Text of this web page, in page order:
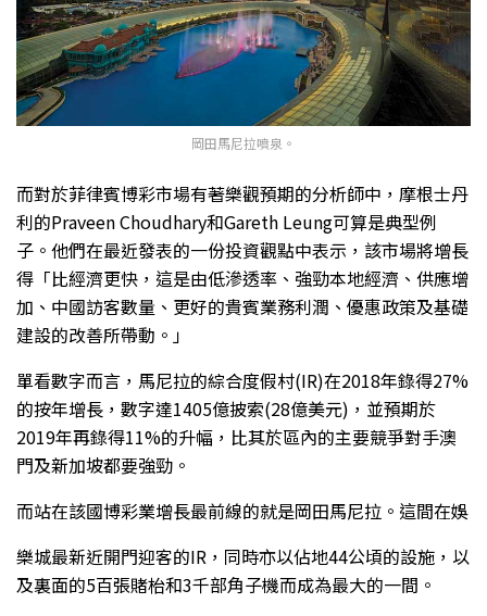
岡田馬尼拉噴泉。
而對於菲律賓博彩市場有著樂觀預期的分析師中，摩根士丹
利的Praveen Choudhary和Gareth Leung可算是典型例
子。他們在最近發表的一份投資觀點中表示，該市場將增長
得「比經濟更快，這是由低滲透率、強勁本地經濟、供應增
加、中國訪客數量、更好的貴賓業務利潤、優惠政策及基礎
建設的改善所帶動。」
單看數字而言，馬尼拉的綜合度假村(IR)在2018年錄得27%
的按年增長，數字達1405億披索(28億美元)，並預期於
2019年再錄得11%的升幅，比其於區內的主要競爭對手澳
門及新加坡都要強勁。
而站在該國博彩業增長最前線的就是岡田馬尼拉。這間在娛
樂城最新近開門迎客的IR，同時亦以佔地44公頃的設施，以
及裏面的5百張賭枱和3千部角子機而成為最大的一間。